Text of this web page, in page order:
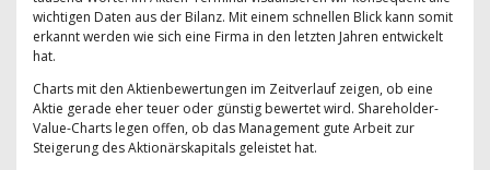
wichtigen Daten aus der Bilanz. Mit einem schnellen Blick kann somit
erkannt werden wie sich eine Firma in den letzten Jahren entwickelt
hat.
Charts mit den Aktienbewertungen im Zeitverlauf zeigen, ob eine
Aktie gerade eher teuer oder günstig bewertet wird. Shareholder-
Value-Charts legen offen, ob das Management gute Arbeit zur
Steigerung des Aktionärskapitals geleistet hat.